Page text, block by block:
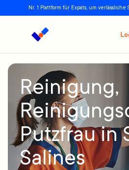
Nr. 1 Plattform für Expats, um
Reinigung,
Putzfrau in
Salines